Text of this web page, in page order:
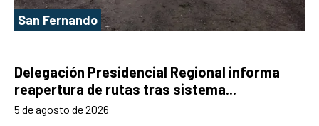
San Fernando
Delegación Presidencial Regional informa
reapertura de rutas tras sistema...
5 de agosto de 2026